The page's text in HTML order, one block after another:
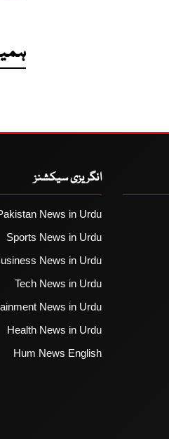
انگریزی سیکشنز
News in Urdu
Sports News in Urdu
News in Urdu
Tech News in Urdu
News in Urdu
Health News in Urdu
Hum News English